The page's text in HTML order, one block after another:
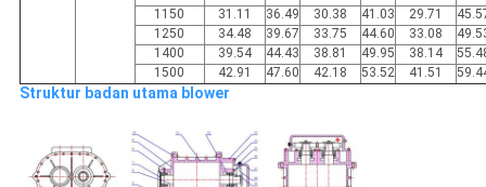
1150
31.11 36.49 30.38 41.03 29.71
1250
34.48 39.67 33.75 44.60 33.08
1400
39.54 44.43 38.81 49.95 38.14
1500
42.91 47.60 42.18 53.52 41.51
Struktur badan utama blower